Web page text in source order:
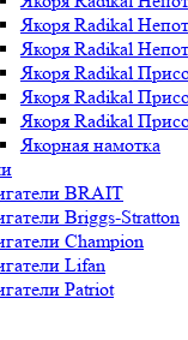
Якоря Radikal
Якоря Radikal
Якоря Radikal
Якоря Radikal
Якоря Radikal
Якорная намотка
BRAIT
Briggs-Stratton
Champion
Lifan
Patriot